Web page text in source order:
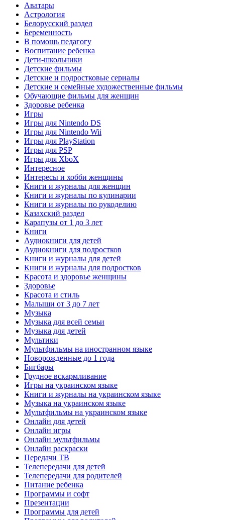
Аватары
Астрология
Белорусский раздел
Беременность
В помощь педагогу
Воспитание ребенка
Дети-школьники
Детские фильмы
Детские и подростковые сериалы
Детские и семейные художественные фильмы
Обучающие фильмы для женщин
Здоровье ребенка
Игры
Игры для Nintendo DS
Игры для Nintendo Wii
Игры для PlayStation
Игры для PSP
Игры для XboX
Интересное
Интересы и хобби женщины
Книги и журналы для женщин
Книги и журналы по кулинарии
Книги и журналы по рукоделию
Казахский раздел
Карапузы от 1 до 3 лет
Книги
Аудиокниги для детей
Аудиокниги для подростков
Книги и журналы для детей
Книги и журналы для подростков
Красота и здоровье женщины
Здоровье
Красота и стиль
Малыши от 3 до 7 лет
Музыка
Музыка для всей семьи
Музыка для детей
Мультики
Мультфильмы на иностранном языке
Новорожденные до 1 года
Бигбары
Грудное вскармливание
Игры на украинском языке
Книги и журналы на украинском языке
Музыка на украинском языке
Мультфильмы на украинском языке
Онлайн для детей
Онлайн игры
Онлайн мультфильмы
Онлайн раскраски
Передачи ТВ
Телепередачи для детей
Телепередачи для родителей
Питание ребенка
Программы и софт
Презентации
Программы для детей